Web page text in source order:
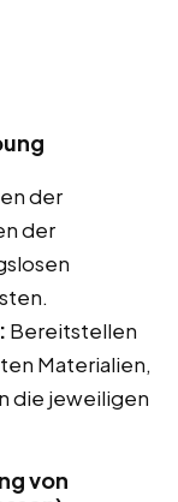
der
der
Bereitstellen
Materialien,
die jeweiligen
von